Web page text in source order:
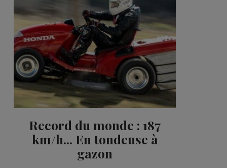
Record du monde : 187
km/h... En tondeuse à
gazon